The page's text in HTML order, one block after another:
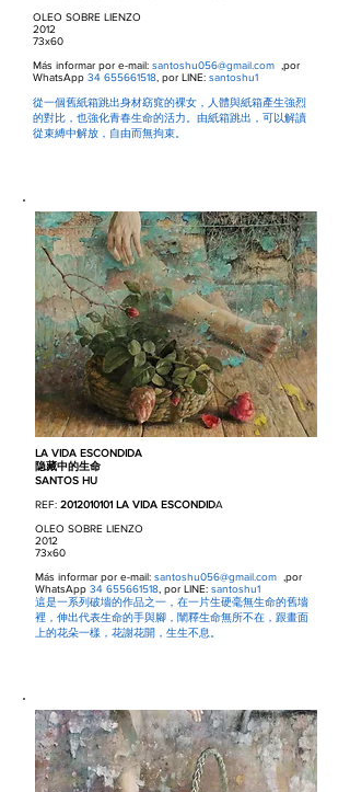
OLEO SOBRE LIENZO
2012
73x60
Más informar por e-mail: santoshu056@gmail.com ,por
WhatsApp 34 655661518 , por LINE: santoshu1
從一個舊紙箱跳出身材窈窕的裸女，人體與紙箱產生強烈
的對比，也強化青春生命的活力。由紙箱跳出，可以解讀
從束縛中解放，自由而無拘束。
LA VIDA ESCONDIDA
隐藏中的生命
SANTOS HU
REF: 2012010101 LA VIDA ESCONDIDA
OLEO SOBRE LIENZO
2012
73x60
Más informar por e-mail: santoshu056@gmail.com ,por
WhatsApp 34 655661518 , por LINE: santoshu1
這是一系列破墻的作品之一，在一片生硬毫無生命的舊墻
裡，伸出代表生命的手與腳，闡釋生命無所不在，跟畫面
上的花朵一樣，花謝花開，生生不息。